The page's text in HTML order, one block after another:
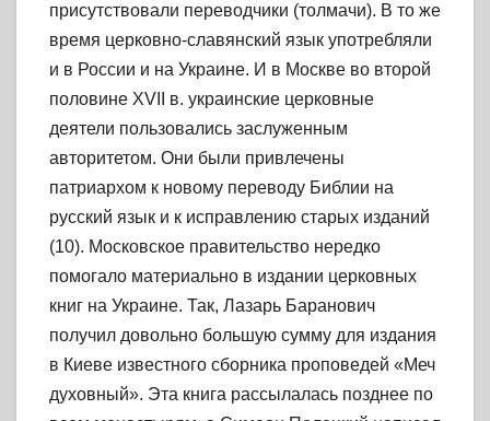
присутствовали переводчики (толмачи). В то же
время церковно-славянский язык употребляли
и в России и на Украине. И в Москве во второй
половине XVII в. украинские церковные
деятели пользовались заслуженным
авторитетом. Они были привлечены
патриархом к новому переводу Библии на
русский язык и к исправлению старых изданий
(10). Московское правительство нередко
помогало материально в издании церковных
книг на Украине. Так, Лазарь Баранович
получил довольно большую сумму для издания
в Киеве известного сборника проповедей «Меч
духовный». Эта книга рассылалась позднее по